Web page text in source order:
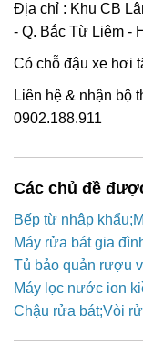
Địa chỉ : Khu CB
- Q. Bắc Từ Liêm -
Có chỗ đậu xe hơi
Liên hệ & nhận bộ
0902.188.911
Các chủ đề
Bếp từ nhập khẩu
Máy rửa bát gia
Tủ bảo quản rượu
Máy lọc nước ion
Chậu rửa bát Vòi